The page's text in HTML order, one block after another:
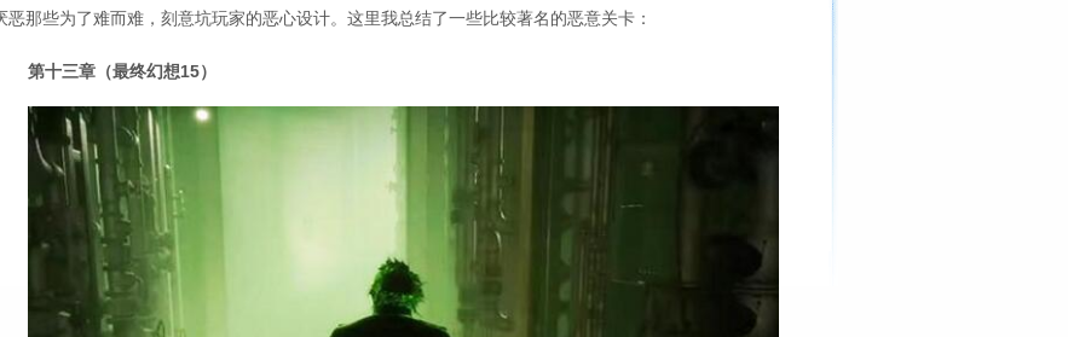
恶那些为了难而难，刻意坑玩家的恶心设计。这里我总结了一些比较著名的恶意关卡：
第十三章（最终幻想15）